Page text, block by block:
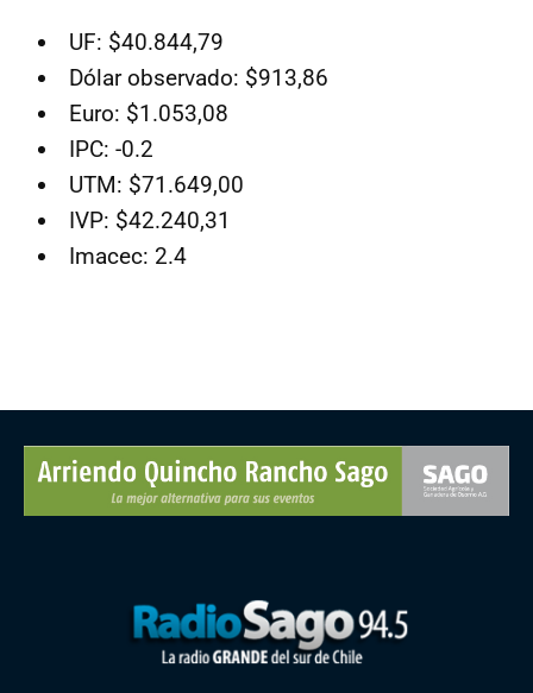
UF: $40.844,79
Dólar observado: $913,86
Euro: $1.053,08
IPC: -0.2
UTM: $71.649,00
IVP: $42.240,31
Imacec: 2.4